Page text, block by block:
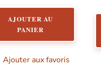
AJOUTER AU
PANIER
Ajouter aux favoris